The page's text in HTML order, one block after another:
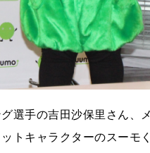
選手の吉田沙保里さん、
トキャラクターのスーモ